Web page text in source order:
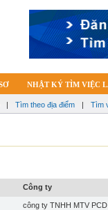
NHẬT KÝ TÌM VIỆC
| Tìm theo địa điểm | Tìm
Công ty
công ty TNHH MTV PCD